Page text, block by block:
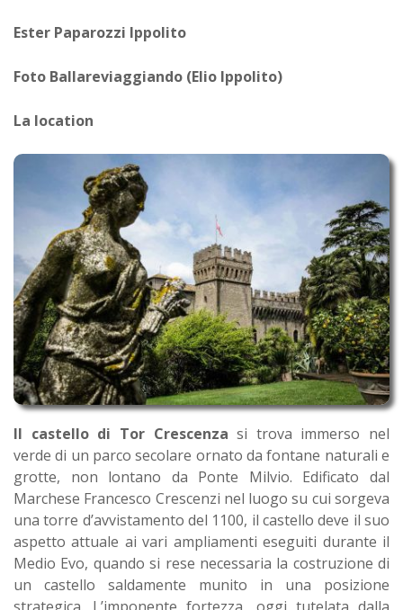
Ester Paparozzi Ippolito
Foto Ballareviaggiando (Elio Ippolito)
La location
Il castello di Tor Crescenza si trova immerso nel
verde di un parco secolare ornato da fontane naturali e
grotte, non lontano da Ponte Milvio. Edificato dal
Marchese Francesco Crescenzi nel luogo su cui sorgeva
una torre d’avvistamento del 1100, il castello deve il suo
aspetto attuale ai vari ampliamenti eseguiti durante il
Medio Evo, quando si rese necessaria la costruzione di
un castello saldamente munito in una posizione